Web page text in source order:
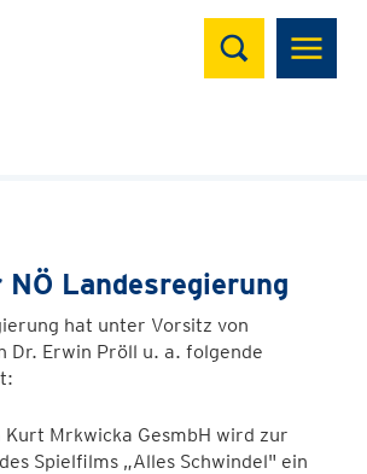
Suchen
Landesregierung
hat unter Vorsitz von
Dr. Erwin Pröll u. a. folgende
Kurt Mrkwicka GesmbH wird zur
Spielfilms „Alles Schwindel" ein